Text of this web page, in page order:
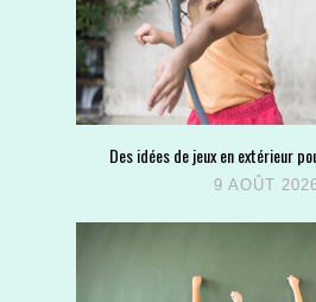
Des idées de jeux en extérieur
9 AOÛT